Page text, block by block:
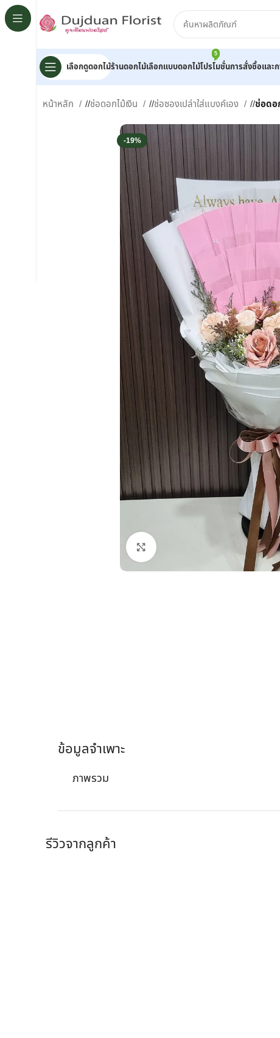
เลือกดูดอกไม้ร้านดอกไม้เลือกแบบดอกไม้โปรโมชั่น
5
การสั่งซื้อและ
หน้าหลัก / ช่อดอกไม้เงิน / ช่อซองเปล่าใส่แบงค์เอง /ช่อดอ
-19%
ข้อมูลจำเพาะ
ภาพรวม
รีวิวจากลูกค้า